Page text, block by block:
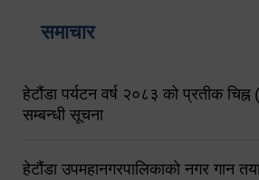
समाचार
हेटौंडा पर्यटन वर्ष २०८३ को प्रतीक चिह्न
सम्बन्धी सूचना
हेटौंडा उपमहानगरपालिकाको नगर गान